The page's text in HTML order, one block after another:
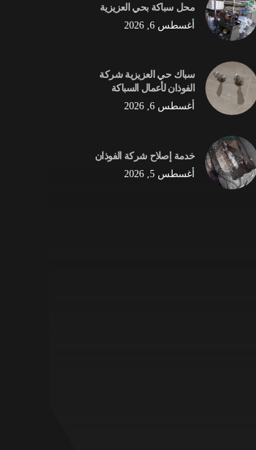
محل سباكة بحي العزيزية
أغسطس 6, 2026
سباك حي العزيزية شركة
الفوذان لأعمال السباكة
أغسطس 6, 2026
خدمة إصلاح شركة الفوذان
أغسطس 5, 2026